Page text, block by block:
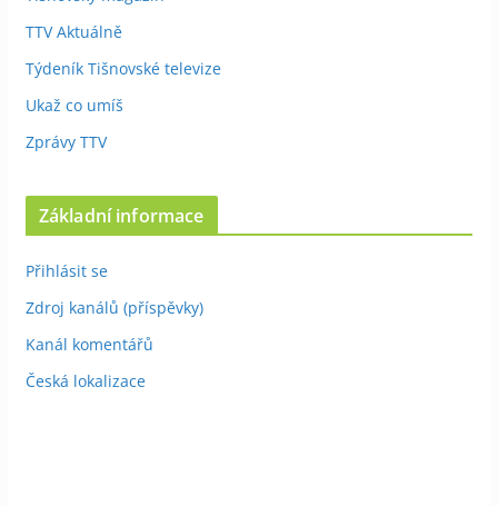
TTV Aktuálně
Týdeník Tišnovské televize
Ukaž co umíš
Zprávy TTV
Základní informace
Přihlásit se
Zdroj kanálů (příspěvky)
Kanál komentářů
Česká lokalizace